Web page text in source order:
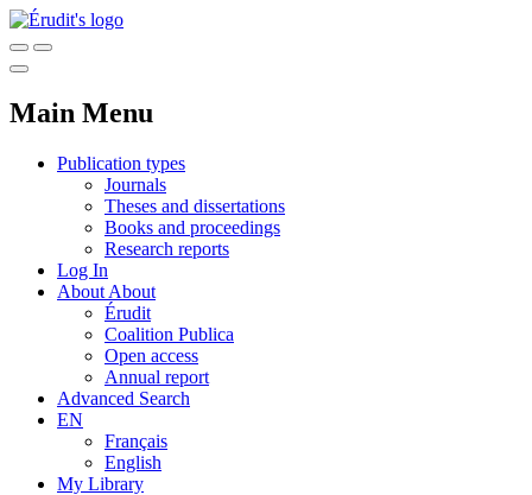
Main Menu
Publication types
Journals
Theses and dissertations
Books and proceedings
Research reports
Log In
About About
Érudit
Coalition Publica
Open access
Annual report
Advanced Search
EN
Français
English
My Library